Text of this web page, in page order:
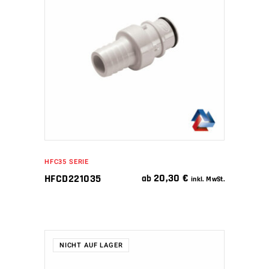
IN DEN WARENKORB
HFC35 SERIE
HFCD221035 ab 20,30€ inkl. MwSt.
NICHT AUF LAGER